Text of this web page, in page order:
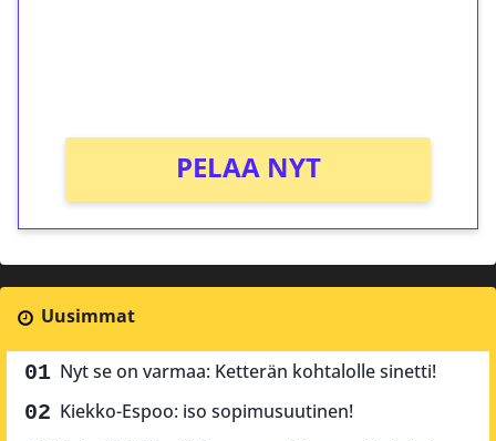
PELAA NYT
Uusimmat
Nyt se on varmaa: Ketterän kohtalolle sinetti!
Kiekko-Espoo: iso sopimusuutinen!